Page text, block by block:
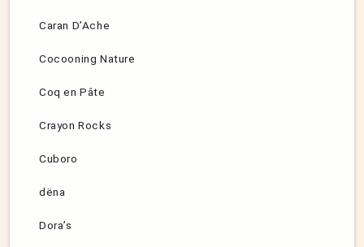
Caran D’Ache
Cocooning Nature
Coq en Pâte
Crayon Rocks
Cuboro
dëna
Dora’s